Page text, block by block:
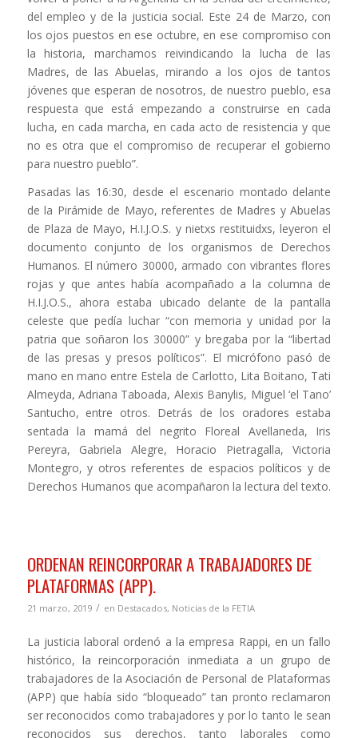
del empleo y de la justicia social. Este 24 de Marzo, con
los ojos puestos en ese octubre, en ese compromiso con
la historia, marchamos reivindicando la lucha de las
Madres, de las Abuelas, mirando a los ojos de tantos
jóvenes que esperan de nosotros, de nuestro pueblo, esa
respuesta que está empezando a construirse en cada
lucha, en cada marcha, en cada acto de resistencia y que
no es otra que el compromiso de recuperar el gobierno
para nuestro pueblo”.
Pasadas las 16:30, desde el escenario montado delante
de la Pirámide de Mayo, referentes de Madres y Abuelas
de Plaza de Mayo, H.I.J.O.S. y nietxs restituidxs, leyeron el
documento conjunto de los organismos de Derechos
Humanos. El número 30000, armado con vibrantes flores
rojas y que antes había acompañado a la columna de
H.I.J.O.S., ahora estaba ubicado delante de la pantalla
celeste que pedía luchar “con memoria y unidad por la
patria que soñaron los 30000” y bregaba por la “libertad
de las presas y presos políticos”. El micrófono pasó de
mano en mano entre Estela de Carlotto, Lita Boitano, Tati
Almeyda, Adriana Taboada, Alexis Banylis, Miguel ‘el Tano’
Santucho, entre otros. Detrás de los oradores estaba
sentada la mamá del negrito Floreal Avellaneda, Iris
Pereyra, Gabriela Alegre, Horacio Pietragalla, Victoria
Montegro, y otros referentes de espacios políticos y de
Derechos Humanos que acompañaron la lectura del texto.
ORDENAN REINCORPORAR A TRABAJADORES DE
PLATAFORMAS (APP).
21 marzo, 2019 / en Destacados, Noticias de la FETIA
La justicia laboral ordenó a la empresa Rappi, en un fallo
histórico, la reincorporación inmediata a un grupo de
trabajadores de la Asociación de Personal de Plataformas
(APP) que había sido “bloqueado” tan pronto reclamaron
ser reconocidos como trabajadores y por lo tanto le sean
reconocidos sus derechos, tanto laborales como